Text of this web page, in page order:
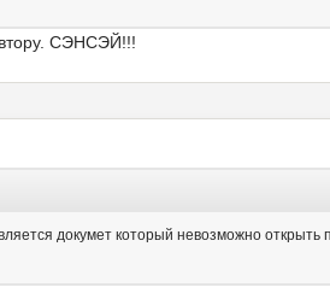
СЭНСЭЙ!!!
докумет который невозможно открыть